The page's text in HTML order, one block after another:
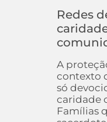
Redes
A
contexto
só
caridade
Famílias